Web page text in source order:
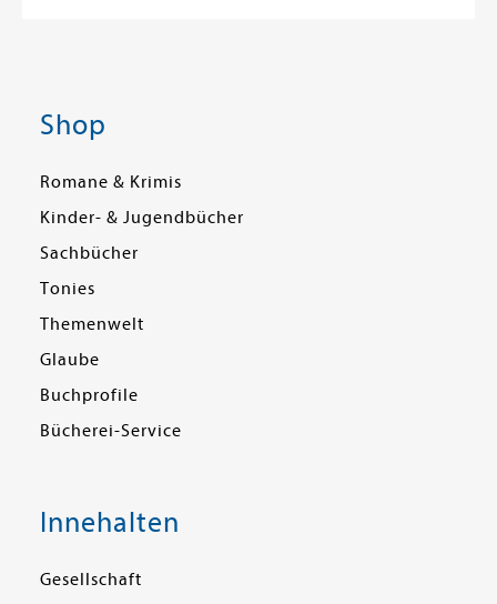
Shop
Romane & Krimis
Kinder- & Jugendbücher
Sachbücher
Tonies
Themenwelt
Glaube
Buchprofile
Bücherei-Service
Innehalten
Gesellschaft